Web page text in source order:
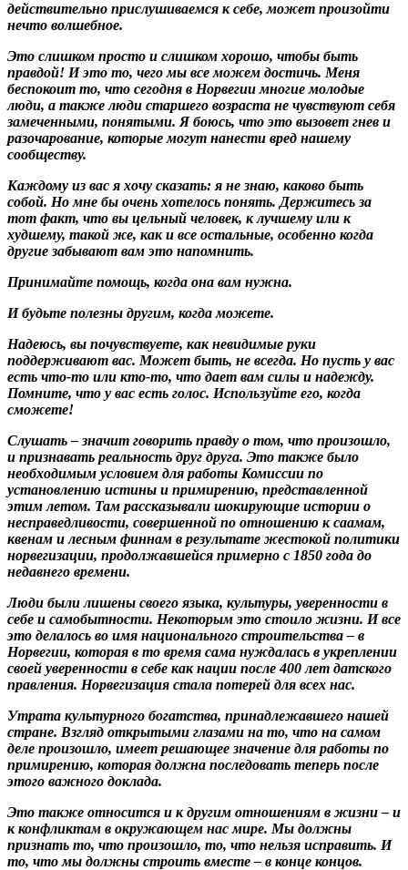
действительно прислушиваемся к себе, может произойти
нечто волшебное.
Это слишком просто и слишком хорошо, чтобы быть
правдой! И это то, чего мы все можем достичь. Меня
беспокоит то, что сегодня в Норвегии многие молодые
люди, а также люди старшего возраста не чувствуют себя
замеченными, понятыми. Я боюсь, что это вызовет гнев и
разочарование, которые могут нанести вред нашему
сообществу.
Каждому из вас я хочу сказать: я не знаю, каково быть
собой. Но мне бы очень хотелось понять. Держитесь за
тот факт, что вы цельный человек, к лучшему или к
худшему, такой же, как и все остальные, особенно когда
другие забывают вам это напомнить.
Принимайте помощь, когда она вам нужна.
И будьте полезны другим, когда можете.
Надеюсь, вы почувствуете, как невидимые руки
поддерживают вас. Может быть, не всегда. Но пусть у вас
есть что-то или кто-то, что дает вам силы и надежду.
Помните, что у вас есть голос. Используйте его, когда
сможете!
Слушать – значит говорить правду о том, что произошло,
и признавать реальность друг друга. Это также было
необходимым условием для работы Комиссии по
установлению истины и примирению, представленной
этим летом. Там рассказывали шокирующие истории о
несправедливости, совершенной по отношению к саамам,
квенам и лесным финнам в результате жестокой политики
норвегизации, продолжавшейся примерно с 1850 года до
недавнего времени.
Люди были лишены своего языка, культуры, уверенности в
себе и самобытности. Некоторым это стоило жизни. И все
это делалось во имя национального строительства – в
Норвегии, которая в то время сама нуждалась в укреплении
своей уверенности в себе как нации после 400 лет датского
правления. Норвегизация стала потерей для всех нас.
Утрата культурного богатства, принадлежавшего нашей
стране. Взгляд открытыми глазами на то, что на самом
деле произошло, имеет решающее значение для работы по
примирению, которая должна последовать теперь после
этого важного доклада.
Это также относится и к другим отношениям в жизни – и
к конфликтам в окружающем нас мире. Мы должны
признать то, что произошло, то, что нельзя исправить. И
то, что мы должны строить вместе – в конце концов.